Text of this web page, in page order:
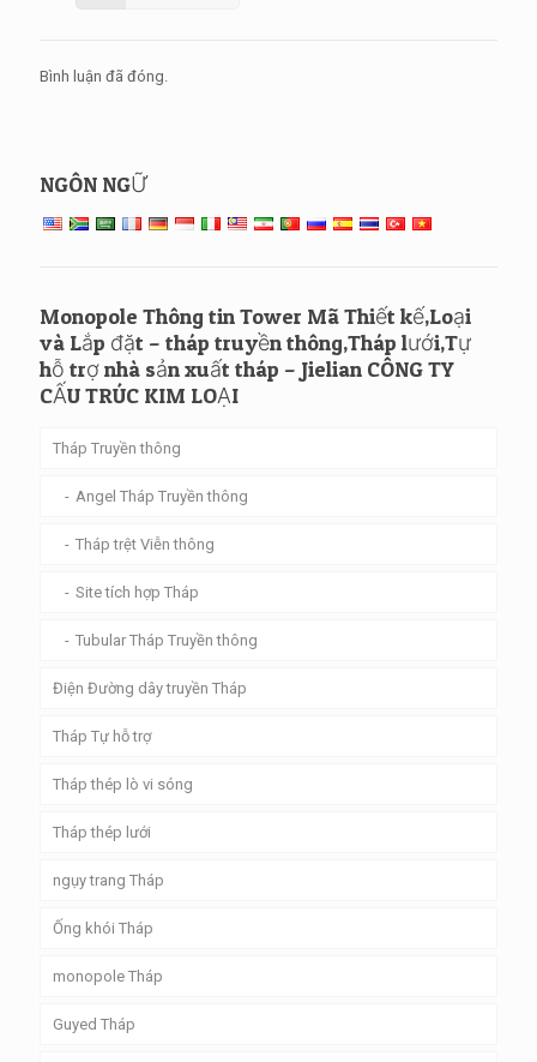
Bình luận đã đóng.
NGÔN NGỮ
Monopole Thông tin Tower Mã Thiết kế,Loại
và Lắp đặt – tháp truyền thông,Tháp lưới,Tự
hỗ trợ nhà sản xuất tháp – Jielian CÔNG TY
CẤU TRÚC KIM LOẠI
Tháp Truyền thông
Angel Tháp Truyền thông
Tháp trệt Viễn thông
Site tích hợp Tháp
Tubular Tháp Truyền thông
Điện Đường dây truyền Tháp
Tháp Tự hỗ trợ
Tháp thép lò vi sóng
Tháp thép lưới
ngụy trang Tháp
Ống khói Tháp
monopole Tháp
Guyed Tháp